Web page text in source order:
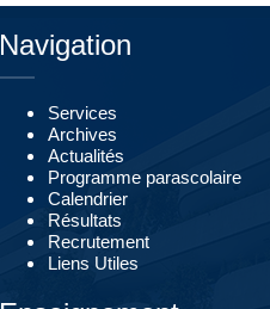
Navigation
Services
Archives
Actualités
Programme parascolaire
Calendrier
Résultats
Recrutement
Liens Utiles